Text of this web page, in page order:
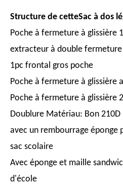
Structure de cetteSac à dos
Poche à fermeture à glissière
extracteur à double fermeture
1pc frontal gros poche
Poche à fermeture à glissière
Poche à fermeture à glissière
Doublure Matériau: Bon 210D
avec un rembourrage éponge
sac scolaire
Avec éponge et maille
d'école